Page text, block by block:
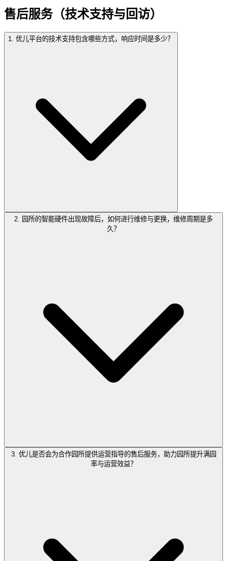
售后服务（技术支持与回访）
1. 优儿平台的技术支持包含哪些方式，响应时间是多少？
2. 园所的智能硬件出现故障后，如何进行维修与更换，维修周期是多
久？
3. 优儿是否会为合作园所提供运营指导的售后服务，助力园所提升满园
率与运营效益？